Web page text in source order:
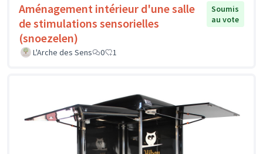
Aménagement intérieur d'une salle
de stimulations sensorielles
(snoezelen)
Soumis
au vote
L'Arche des Sens 0 1